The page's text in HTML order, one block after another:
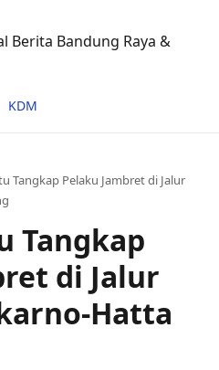
Berita Bandung Raya &
KDM
Tangkap Pelaku Jambret di Jalur
Tangkap
di Jalur
Hatta